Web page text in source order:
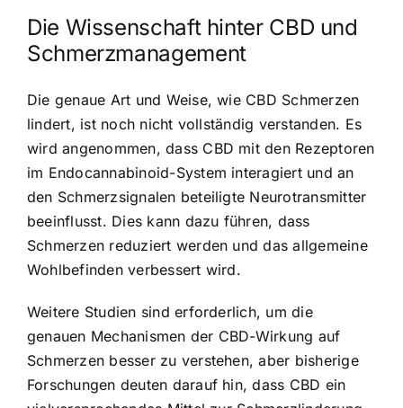
Die Wissenschaft hinter CBD und
Schmerzmanagement
Die genaue Art und Weise, wie CBD Schmerzen
lindert, ist noch nicht vollständig verstanden. Es
wird angenommen, dass CBD mit den Rezeptoren
im Endocannabinoid-System interagiert und an
den Schmerzsignalen beteiligte Neurotransmitter
beeinflusst. Dies kann dazu führen, dass
Schmerzen reduziert werden und das allgemeine
Wohlbefinden verbessert wird.
Weitere Studien sind erforderlich, um die
genauen Mechanismen der CBD-Wirkung auf
Schmerzen besser zu verstehen, aber bisherige
Forschungen deuten darauf hin, dass CBD ein